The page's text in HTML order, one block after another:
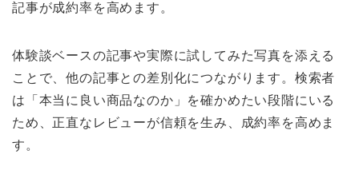
記事が成約率を高めます。
体験談ベースの記事や実際に試してみた写真を添える
ことで、他の記事との差別化につながります。検索者
は「本当に良い商品なのか」を確かめたい段階にいる
ため、正直なレビューが信頼を生み、成約率を高めま
す。